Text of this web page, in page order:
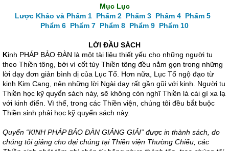
Mục Lục
Lược Khảo và Phẩm 1 Phẩm 2 Phẩm 3 Phẩm 4 Phẩm 5
Phẩm 6 Phẩm 7 Phẩm 8 Phẩm 9 Phẩm 10
LỜI ĐẦU SÁCH
Kinh PHÁP BẢO ĐÀN là một tài liệu thiết yếu cho những người tu
theo Thiền tông, bởi vì cốt tủy Thiền tông đều nằm gọn trong những
lời dạy đơn giản bình dị của Lục Tổ. Hơn nữa, Lục Tổ ngộ đạo từ
kinh Kim Cang, nên những lời Ngài dạy rất gần gũi với kinh. Người tu
Thiền học kỹ quyển sách này, sẽ không còn nghĩ Thiền là cái gì xa lạ
với kinh điển. Vì thế, trong các Thiền viện, chúng tôi đều bắt buộc
Thiền sinh phải học kỹ quyển sách này.
Quyển “KINH PHÁP BẢO ĐÀN GIẢNG GIẢI” được in thành sách, do
chúng tôi giảng cho đại chúng tại Thiền viện Thường Chiếu, các